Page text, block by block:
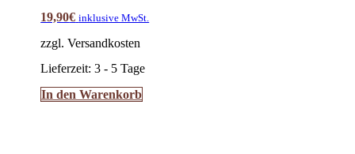
19,90€ inklusive MwSt.
zzgl. Versandkosten
Lieferzeit:3 - 5 Tage
In den Warenkorb